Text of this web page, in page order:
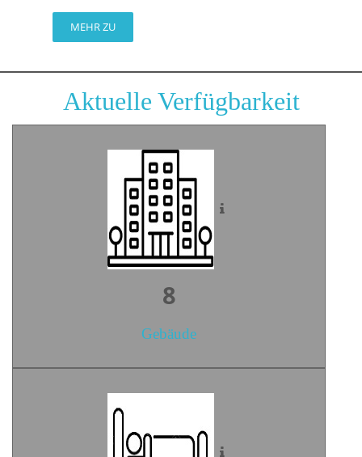
MEHR ZU
Aktuelle Verfügbarkeit
10
Gebäude